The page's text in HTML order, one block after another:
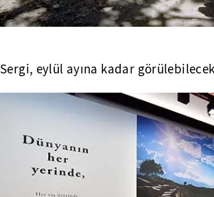
Sergi, eylül ayına kadar